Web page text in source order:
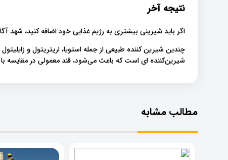
نتیجه آخر
اگر باید شیرینی بیشتری به رژیم غذایی خود اضافه کنید، شهد
چندین شیرین کننده طبیعی از جمله استویا، اریتریتول و
شیرین‌کننده ای است که باعث می‌شود، قند معمولی در مقایسه
مطالب مشابه